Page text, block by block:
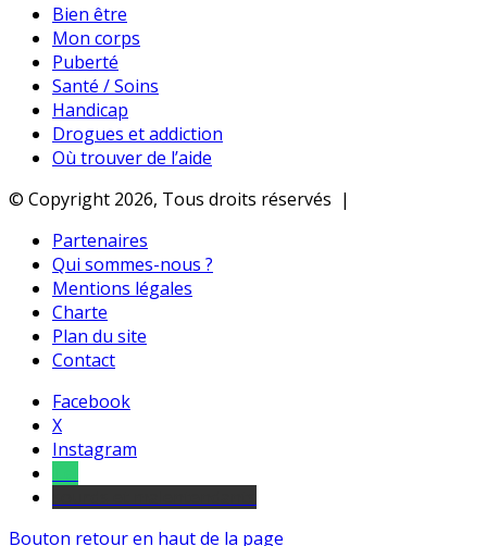
Bien être
Mon corps
Puberté
Santé / Soins
Handicap
Drogues et addiction
Où trouver de l’aide
© Copyright 2026, Tous droits réservés |
Partenaires
Qui sommes-nous ?
Mentions légales
Charte
Plan du site
Contact
Facebook
X
Instagram
Bouton retour en haut de la page